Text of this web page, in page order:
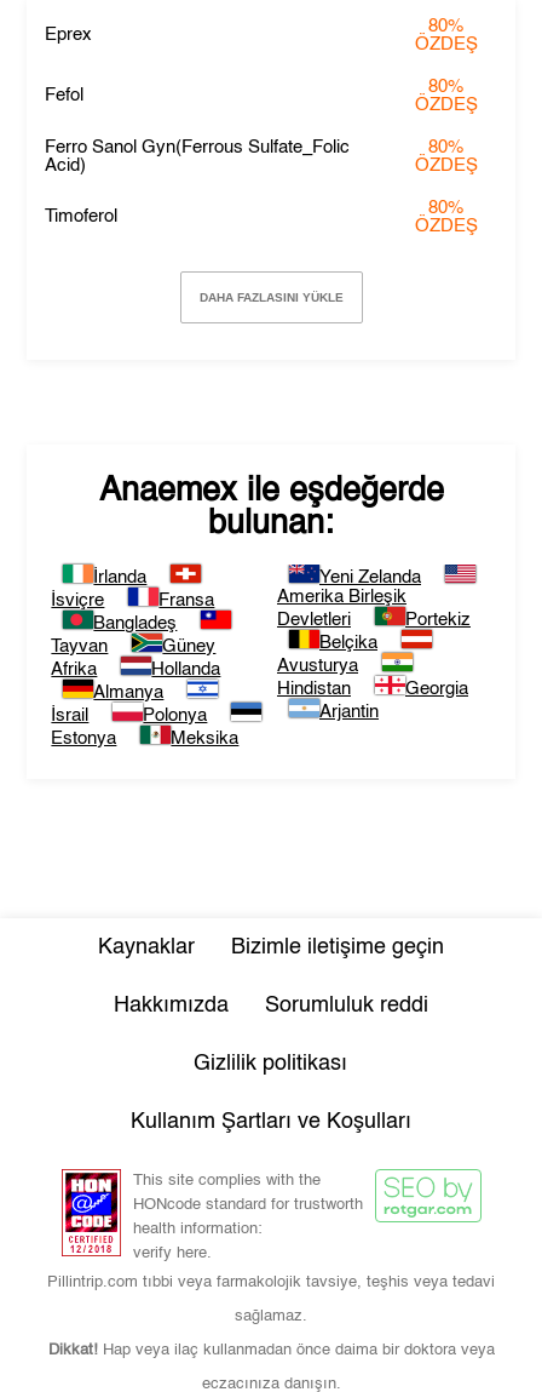
Eprex
80%
ÖZDEŞ
Fefol
80%
ÖZDEŞ
Ferro Sanol Gyn(Ferrous Sulfate_Folic
Acid)
80%
ÖZDEŞ
Timoferol
80%
ÖZDEŞ
DAHA FAZLASINI YÜKLE
Anaemexile eşdeğerde
bulunan:
İrlanda
İsviçre
Fransa
Bangladeş
Tayvan
Güney
Afrika
Hollanda
Almanya
İsrail
Polonya
Estonya
Meksika
Yeni Zelanda
Amerika Birleşik
Devletleri
Portekiz
Belçika
Avusturya
Hindistan
Georgia
Arjantin
Kaynaklar Bizimle iletişime geçin
Hakkımızda Sorumluluk reddi
Gizlilik politikası
Kullanım Şartları ve Koşulları
This site complies with the
HONcode standard for trustworth
health information:
verify here.
Pillintrip.com tıbbi veya farmakolojik tavsiye, teşhis veya tedavi
sağlamaz.
Dikkat! Hap veya ilaç kullanmadan önce daima bir doktora veya
eczacınıza danışın.